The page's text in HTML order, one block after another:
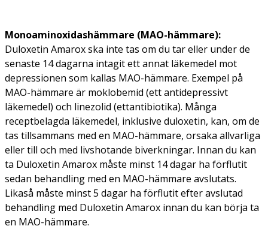
Monoaminoxidashämmare (MAO-hämmare):
Duloxetin Amarox ska inte tas om du tar eller under de
senaste 14 dagarna intagit ett annat läkemedel mot
depressionen som kallas MAO-hämmare. Exempel på
MAO-hämmare är moklobemid (ett antidepressivt
läkemedel) och linezolid (ettantibiotika). Många
receptbelagda läkemedel, inklusive duloxetin, kan, om de
tas tillsammans med en MAO-hämmare, orsaka allvarliga
eller till och med livshotande biverkningar. Innan du kan
ta Duloxetin Amarox måste minst 14 dagar ha förflutit
sedan behandling med en MAO-hämmare avslutats.
Likaså måste minst 5 dagar ha förflutit efter avslutad
behandling med Duloxetin Amarox innan du kan börja ta
en MAO-hämmare.